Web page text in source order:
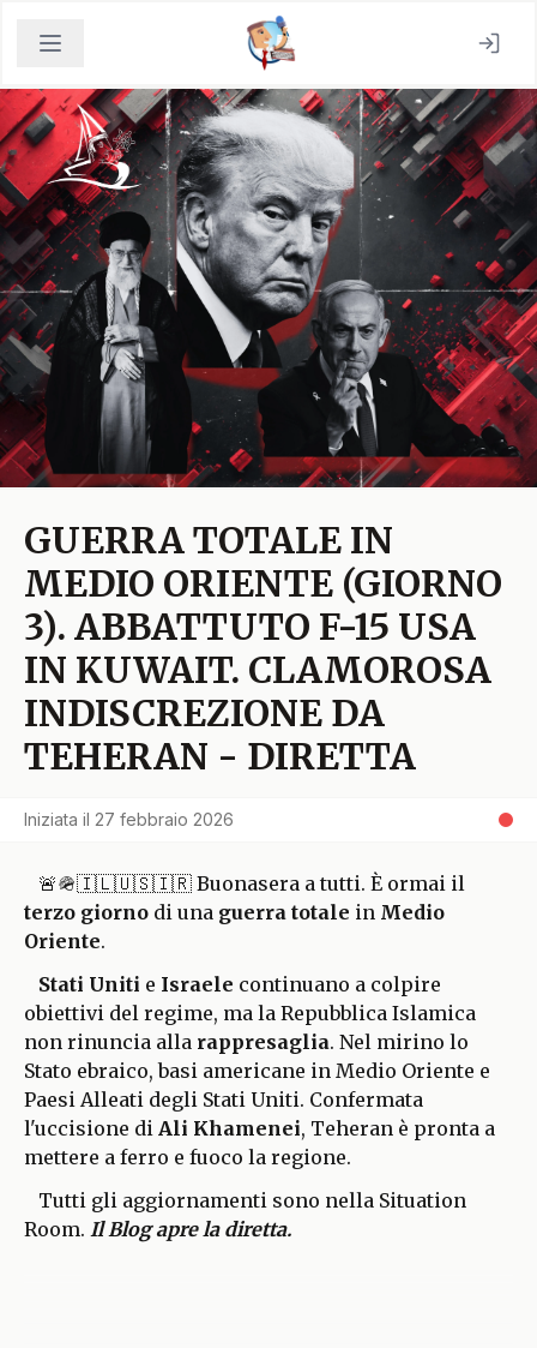
GUERRA TOTALE IN
MEDIO ORIENTE (GIORNO
3). ABBATTUTO F-15 USA
IN KUWAIT. CLAMOROSA
INDISCREZIONE DA
TEHERAN - DIRETTA
Iniziata il 27 febbraio 2026
🚨🪖🇮🇱🇺🇸🇮🇷 Buonasera a tutti. È ormai il
terzo giorno di una guerra totale in Medio
Oriente.
Stati Uniti e Israele continuano a colpire
obiettivi del regime, ma la Repubblica Islamica
non rinuncia alla rappresaglia. Nel mirino lo
Stato ebraico, basi americane in Medio Oriente e
Paesi Alleati degli Stati Uniti. Confermata
l'uccisione di Ali Khamenei, Teheran è pronta a
mettere a ferro e fuoco la regione.
Tutti gli aggiornamenti sono nella Situation
Room. Il Blog apre la diretta.